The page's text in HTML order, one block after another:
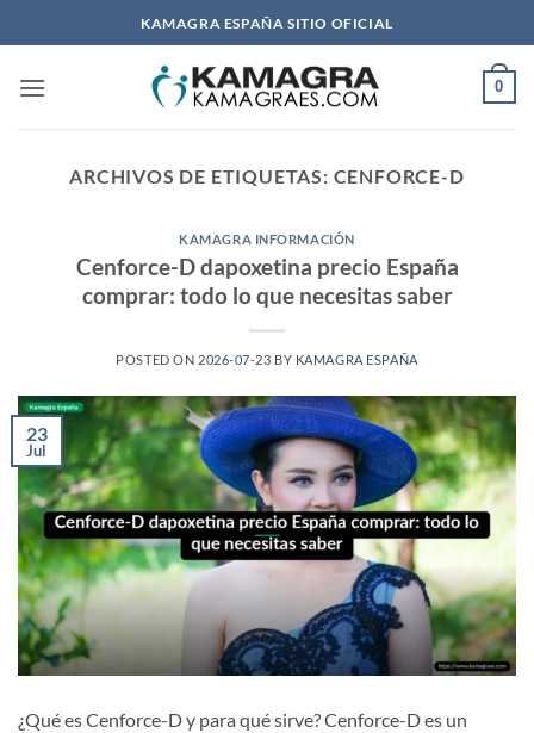
al
KAMAGRA ESPAÑA SITIO OFICIAL
0
ARCHIVOS DE ETIQUETAS: CENFORCE-D
KAMAGRA INFORMACIÓN
Cenforce-D dapoxetina precio España
comprar: todo lo que necesitas saber
POSTED ON 2026-07-23 BY KAMAGRA ESPAÑA
23
Jul
¿Qué es Cenforce-D y para qué sirve? Cenforce-D es un